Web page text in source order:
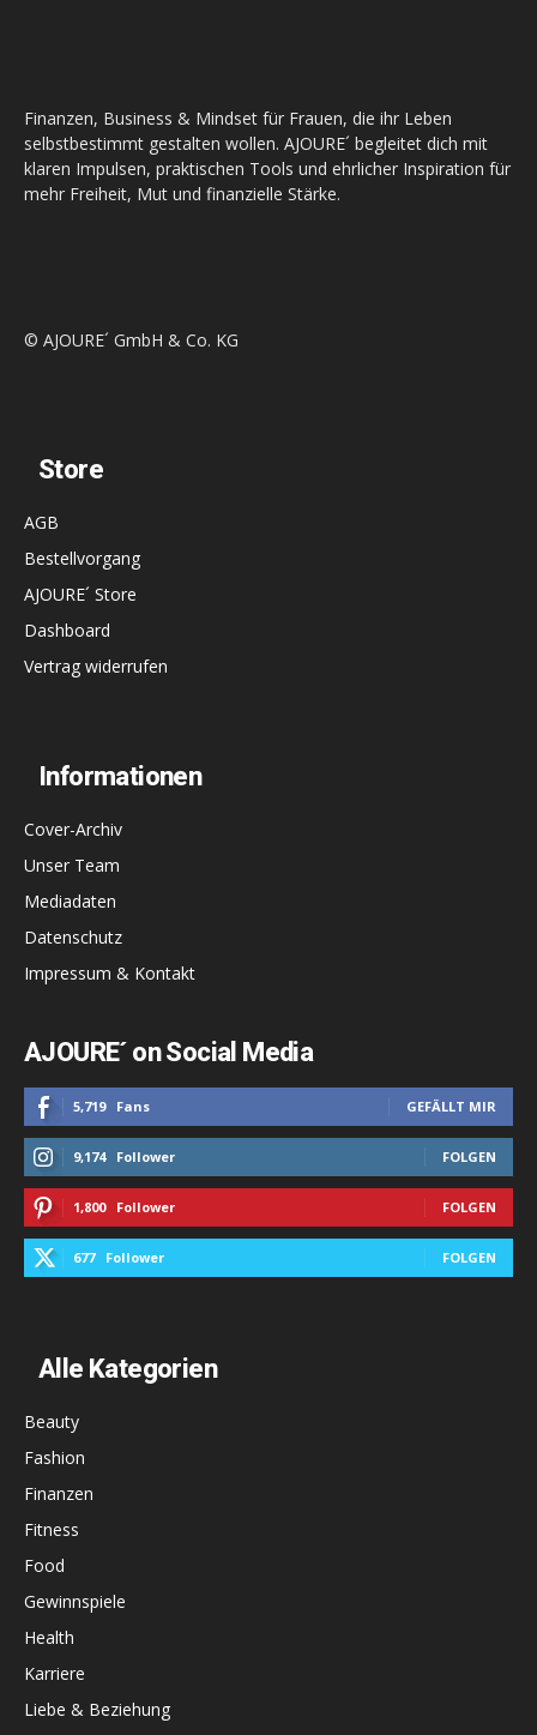
Finanzen, Business & Mindset für Frauen, die ihr Leben
selbstbestimmt gestalten wollen. AJOURE´ begleitet dich mit
klaren Impulsen, praktischen Tools und ehrlicher Inspiration für
mehr Freiheit, Mut und finanzielle Stärke.
© AJOURE´ GmbH & Co. KG
Store
AGB
Bestellvorgang
AJOURE´ Store
Dashboard
Vertrag widerrufen
Informationen
Cover-Archiv
Unser Team
Mediadaten
Datenschutz
Impressum & Kontakt
AJOURE´ on Social Media
5,719 Fans GEFÄLLT MIR
9,174 Follower FOLGEN
1,800 Follower FOLGEN
677 Follower FOLGEN
Alle Kategorien
Beauty
Fashion
Finanzen
Fitness
Food
Gewinnspiele
Health
Karriere
Liebe & Beziehung